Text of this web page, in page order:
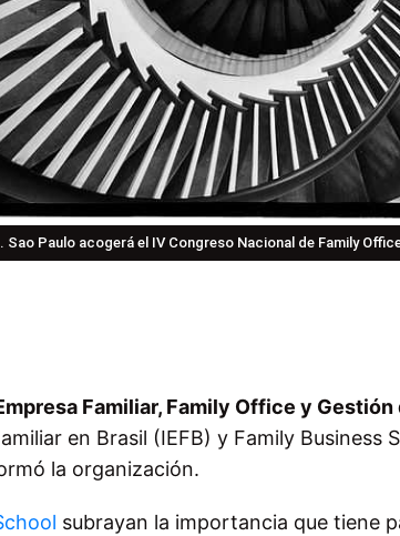
Sao Paulo acogerá el IV Congreso Nacional de Family
Familiar, Family Office y Gestión
en Brasil (IEFB) y Family Business
la organización.
subrayan la importancia que tiene